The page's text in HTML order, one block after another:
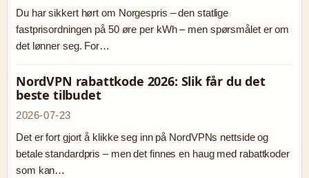
Du har sikkert hørt om Norgespris – den statlige
fastprisordningen på 50 øre per kWh – men spørsmålet er om
det lønner seg. For…
NordVPN rabattkode 2026: Slik får du det
beste tilbudet
2026-07-23
Det er fort gjort å klikke seg inn på NordVPNs nettside og
betale standardpris – men det finnes en haug med rabattkoder
som kan…